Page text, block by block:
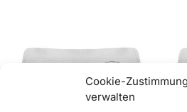
Cookie-Zustimmung
verwalten